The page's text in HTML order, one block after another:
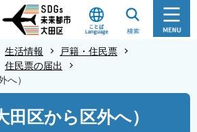
生活情報
戸籍・住民票
住民票の届出
へ）
田区から区外へ）